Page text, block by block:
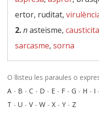
ertor, ruditat,
2.nasteisme,
sarcasme, sorna
O llisteu les paraules o
A - B - C - D - E - F - G - H - I -
T - U - V- W - X - Y - Z